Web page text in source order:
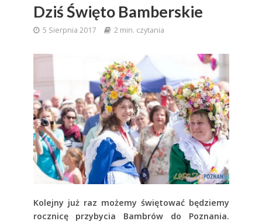
Dziś Święto Bamberskie
5 Sierpnia 2017 2 min. czytania
Kolejny już raz możemy świętować będziemy
rocznicę przybycia Bambrów do Poznania.